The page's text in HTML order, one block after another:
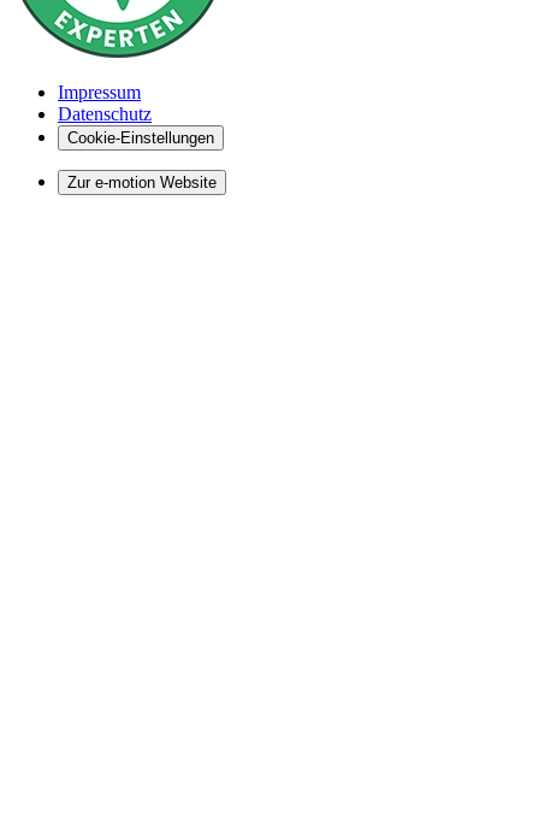
Impressum
Datenschutz
Cookie-Einstellungen
Zur e-motion Website